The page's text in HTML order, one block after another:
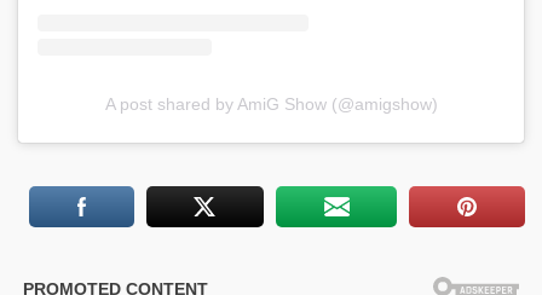
A post shared by AmiG Show (@amigshow)